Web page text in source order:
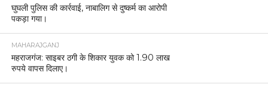
घुघली पुलिस की कार्रवाई, नाबालिग से दुष्कर्म का आरोपी
पकड़ा गया।
MAHARAJGANJ
महराजगंज: साइबर ठगी के शिकार युवक को 1.90 लाख
रुपये वापस दिलाए।